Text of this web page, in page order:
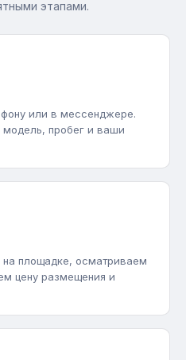
этапами.
или в мессенджере.
пробег и ваши
площадке, осматриваем
цену размещения и